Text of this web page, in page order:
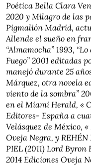
Poética Bella Clara
2020 y Milagro de las
Pigmalión Madrid,
Allende el sueño en
“Almamocha” 1993,
Fuego” 2001 editadas
manejó durante 25
Márquez, otra novela
viento de la sombra”
en el Miami Herald, «
Editores- España a
Velásquez de México,
Oveja Negra, y
PIEL (2011) Lord
2014 Ediciones Oveja